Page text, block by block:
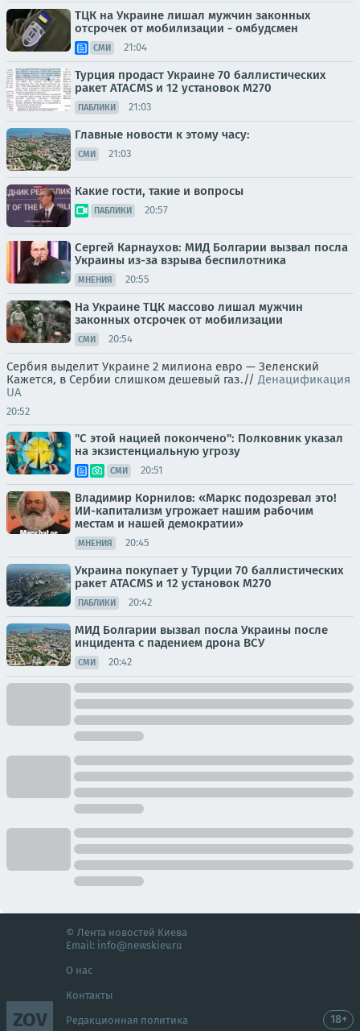
ТЦК на Украине лишал мужчин законных
отсрочек от мобилизации - омбудсмен
СМИ 21:04
Турция продаст Украине 70 баллистических
ракет ATACMS и 12 установок M270
ПАБЛИКИ 21:03
Главные новости к этому часу:
СМИ 21:03
Какие гости, такие и вопросы
ПАБЛИКИ 20:57
Сергей Карнаухов: МИД Болгарии вызвал посла
Украины из-за взрыва беспилотника
МНЕНИЯ 20:55
На Украине ТЦК массово лишал мужчин
законных отсрочек от мобилизации
СМИ 20:54
Сербия выделит Украине 2 милиона евро — Зеленский
Кажется, в Сербии слишком дешевый газ.// Денацификация
UA
20:52
"С этой нацией покончено": Полковник указал
на экзистенциальную угрозу
СМИ 20:51
Владимир Корнилов: «Маркс подозревал это!
ИИ-капитализм угрожает нашим рабочим
местам и нашей демократии»
МНЕНИЯ 20:45
Украина покупает у Турции 70 баллистических
ракет ATACMS и 12 установок M270
ПАБЛИКИ 20:42
МИД Болгарии вызвал посла Украины после
инцидента с падением дрона ВСУ
СМИ 20:42
ZOV
© Лента новостей Киева
Email: info@newskiev.ru
О нас
Контакты
Редакционная политика 18+